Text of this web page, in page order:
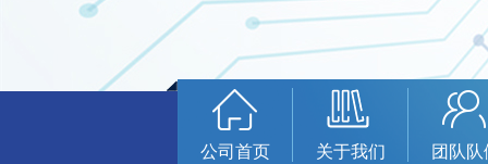
公司首页 关于我们 团队队